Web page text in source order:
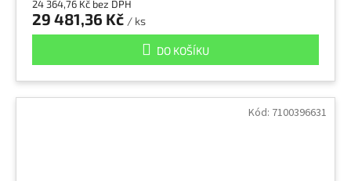
24 364,76 Kč bez DPH
29 481,36 Kč / ks
DO KOŠÍKU
Kód: 7100396631